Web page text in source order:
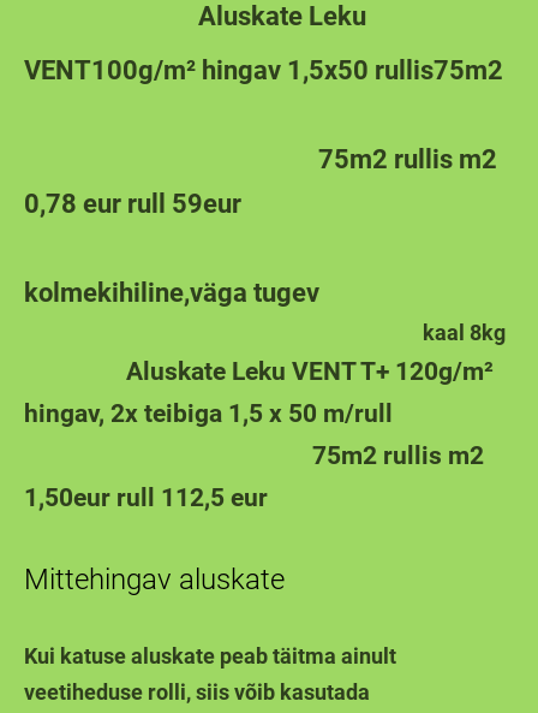
Aluskate Leku
VENT100g/m² hingav 1,5x50 rullis75m2
75m2 rullis m2
0,78 eur rull 59eur
kolmekihiline,väga tugev
kaal 8kg
Aluskate Leku VENT T+ 120g/m²
hingav, 2x teibiga 1,5 x 50 m/rull
75m2 rullis m2
1,50eur rull 112,5 eur
Mittehingav aluskate
Kui katuse aluskate peab täitma ainult
veetiheduse rolli, siis võib kasutada